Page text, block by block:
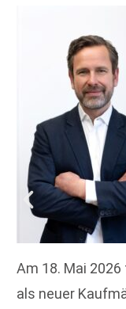
Am 18. Mai
als neuer